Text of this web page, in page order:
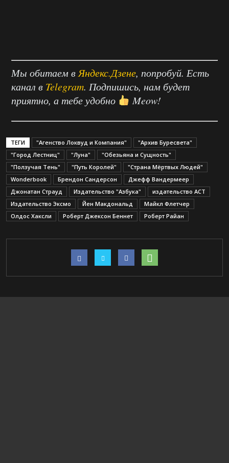
Мы обитаем вЯндекс.Дзене, попробуй. Есть
канал в Telegram. Подпишись, нам будет
приятно, а тебе удобно
Meow!
ТЕГИ "Агенство Локвуд и Компания"
"Архив Буресвета"
"Город Лестниц"
"Луна"
"Обезьяна и Сущность"
"Ползучая Тень"
"Путь Королей"
"Страна Мёртвых Людей"
Wonderbook
Брендон Сандерсон
Джефф Вандермеер
Джонатан Страуд
Издательство "Азбука"
издательство АСТ
Издательство Эксмо
Йен Макдональд
Майкл Флетчер
Олдос Хаксли
Роберт Джексон Беннет Роберт Райан